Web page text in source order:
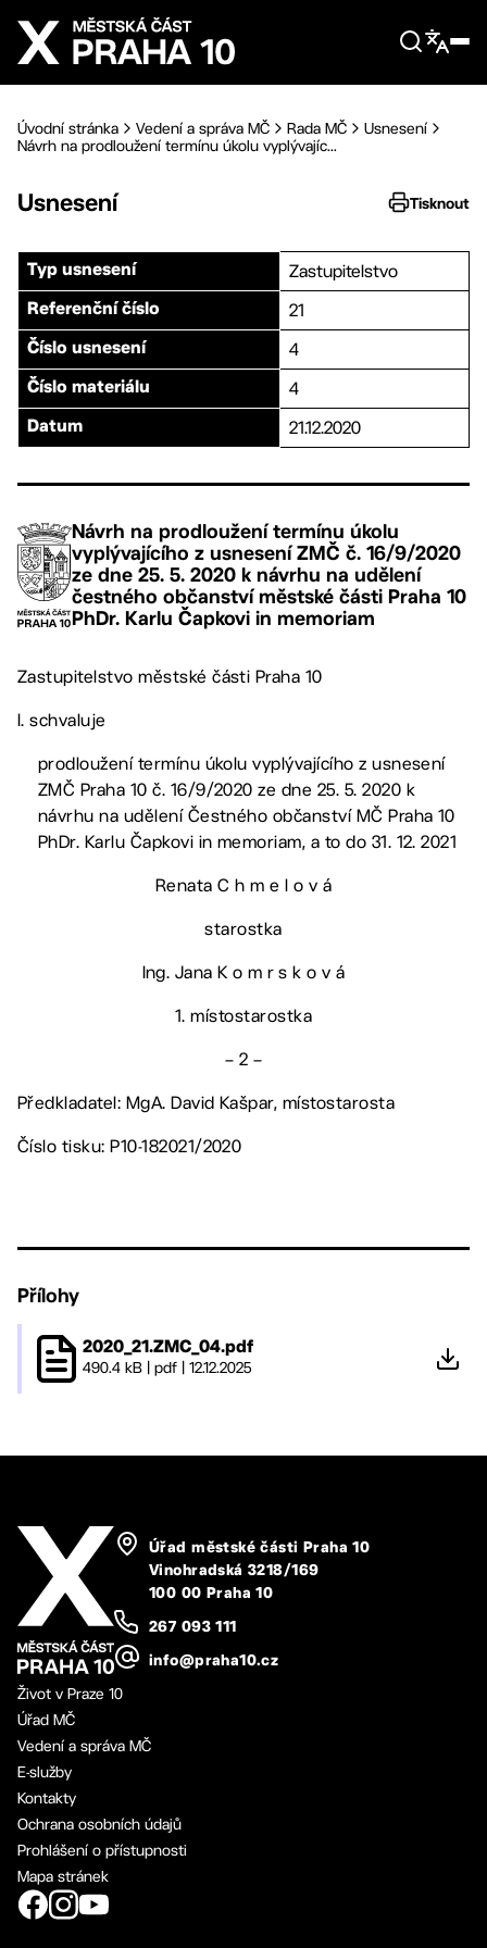
Přejít na hlavní obsah
Úvodní stránka Vedení a správa MČ Rada MČ
Usnesení
Návrh na prodloužení termínu úkolu vyplývajíc...
Usnesení Tisknout
Typ usnesení Zastupitelstvo
Referenční číslo 21
Číslo usnesení 4
Číslo materiálu 4
Datum 21.12.2020
Návrh na prodloužení termínu úkolu
vyplývajícího z usnesení ZMČ č. 16/9/2020
ze dne 25. 5. 2020 k návrhu na udělení
čestného občanství městské části Praha 10
PhDr. Karlu Čapkovi in memoriam
Zastupitelstvo městské části Praha 10
I. schvaluje
prodloužení termínu úkolu vyplývajícího z usnesení
ZMČ Praha 10 č. 16/9/2020 ze dne 25. 5. 2020 k
návrhu na udělení Čestného občanství MČ Praha 10
PhDr. Karlu Čapkovi in memoriam, a to do 31. 12. 2021
Renata C h m e l o v á
starostka
Ing. Jana K o m r s k o v á
1. místostarostka
– 2 –
Předkladatel: MgA. David Kašpar, místostarosta
Číslo tisku: P10-182021/2020
Přílohy
2020_21.ZMC_04.pdf
490.4 kB pdf 12.12.2025
Úřad městské části Praha 10
Vinohradská 3218/169
100 00 Praha 10
267 093 111
info@praha10.cz
Život v Praze 10
Úřad MČ
Vedení a správa MČ
E-služby
Kontakty
Ochrana osobních údajů
Prohlášení o přístupnosti
Mapa stránek